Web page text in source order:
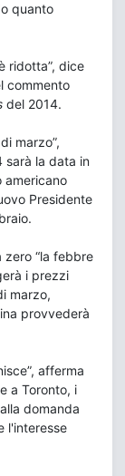
quanto
ridotta”, dice
commento
del 2014.
marzo”,
sarà la data in
americano
Presidente
zero “la febbre
i prezzi
marzo,
provvederà
afferma
a Toronto, i
domanda
l'interesse